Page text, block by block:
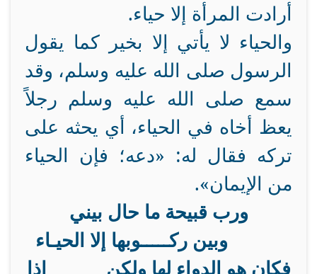
أرادت المرأة إلا حياء.
والحياء لا يأتي إلا بخير كما يقول
الرسول صلى الله عليه وسلم، وقد
سمع صلى الله عليه وسلم رجلاً
يعظ أخاه في الحياء، أي يحثه على
تركه فقال له: «دعه؛ فإن الحياء
من الإيمان».
ورب قبيحة ما حال بيني
وبين ركـــــوبها إلا الحيـاء
فكان هو الدواء لها ولكن إذا